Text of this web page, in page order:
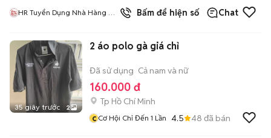
HR Tuyển Dụng Nhà Hàng Bò
Bấm để hiện số Chat
35 giây trước 2
2 áo polo gà giá chỉ
Đã sử dụng Cả nam và nữ
160.000 đ
Tp Hồ Chí Minh
c Cơ Hội Chỉ Đến 1 Lần 4.5 48 đã bán